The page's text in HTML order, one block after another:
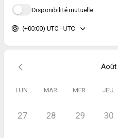
Le tarif est de
que vous réglerez
(terminal à code ou tap to pay).
Paris Nation
mail ou par téléphone sous 24h
ce lien.
Disponibilité mutuelle
(+00:00) UTC - UTC
Août
LUN. MAR. MER. JEU.
27 28 29 30